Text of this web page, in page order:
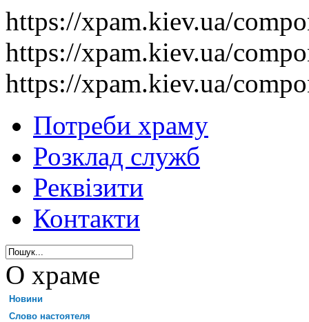
https://xpam.kiev.ua/
https://xpam.kiev.ua/
https://xpam.kiev.ua/
Потреби храму
Розклад служб
Реквізити
Контакти
О храме
Новини
Слово настоятеля